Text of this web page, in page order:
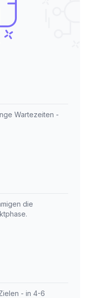
Wartezeiten -
die
- in 4-6